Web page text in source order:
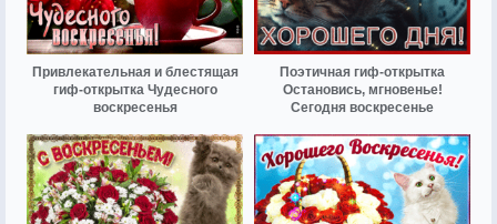
Привлекательная и блестящая
гиф-открытка Чудесного
воскресенья
Поэтичная гиф-открытка
Остановись, мгновенье!
Сегодня воскресенье